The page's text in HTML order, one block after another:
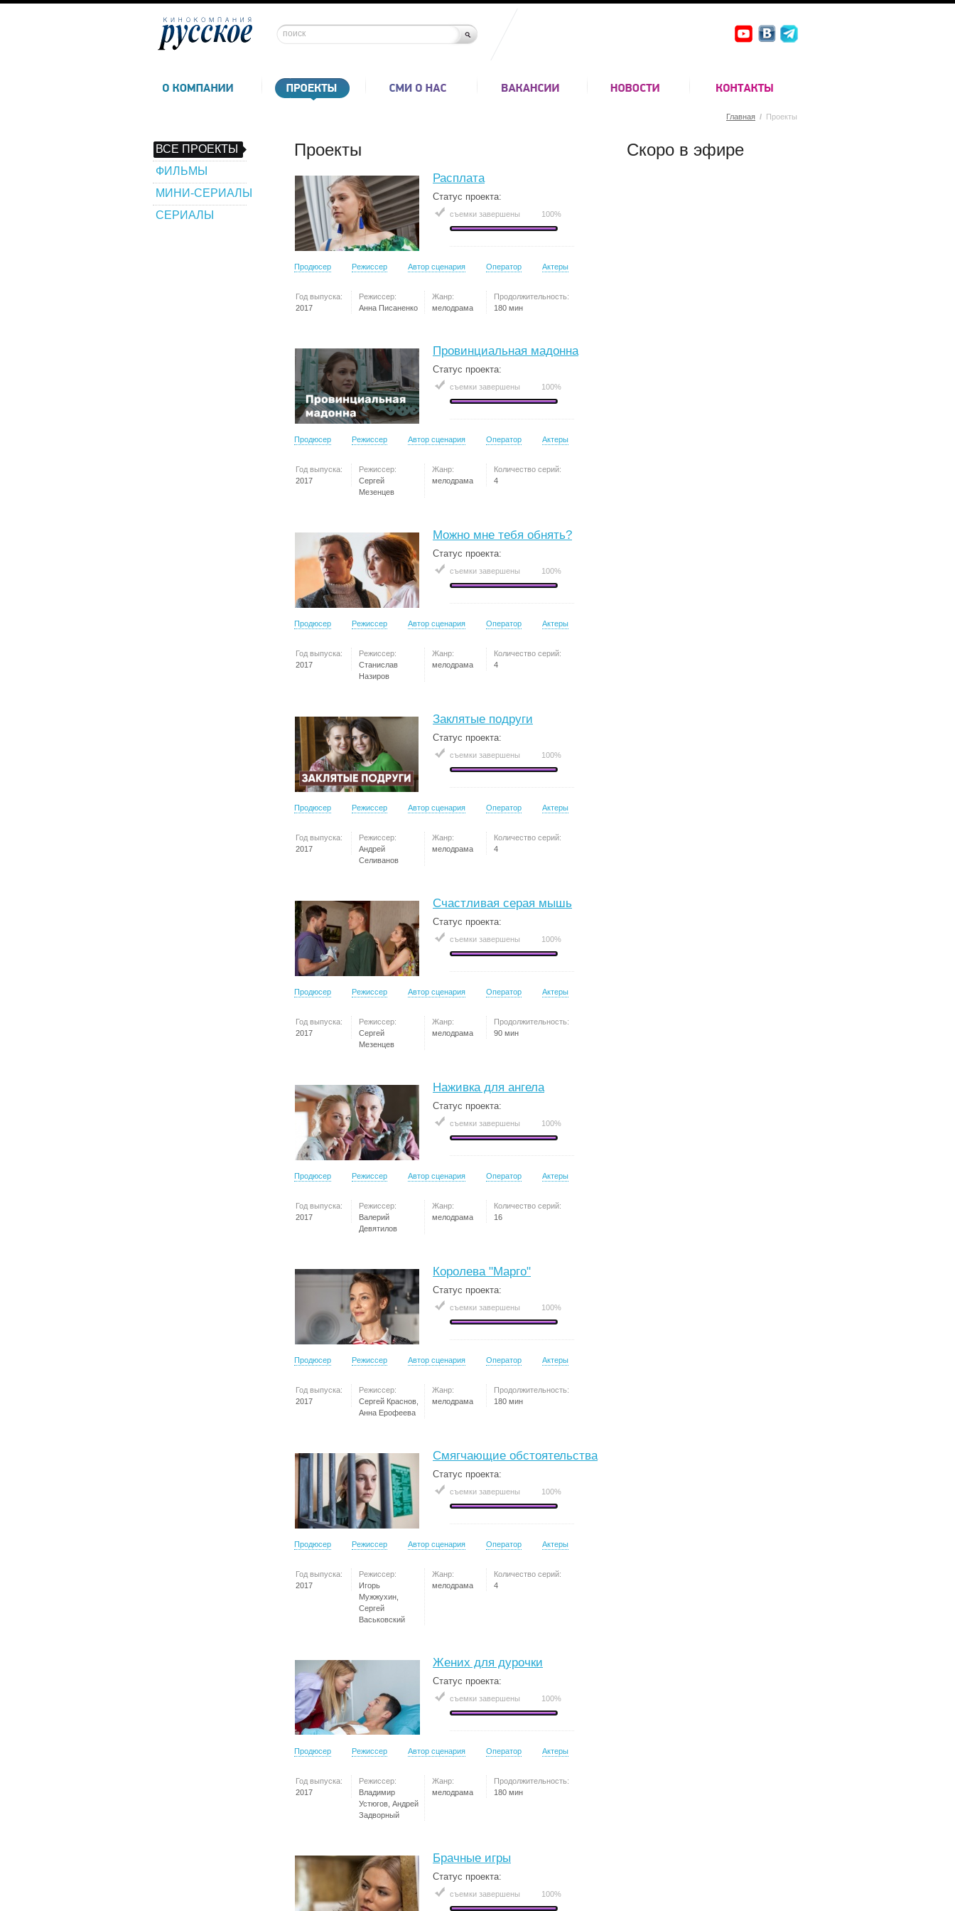
Главная / Проекты
ВСЕ ПРОЕКТЫ
ФИЛЬМЫ
МИНИ-СЕРИАЛЫ
СЕРИАЛЫ
Проекты
Расплата
Статус проекта:
съемки завершены 100%
Продюсер Режиссер Автор сценария Оператор Актеры
Год выпуска:
2017
Режиссер:
Анна Писаненко
Жанр:
мелодрама
Продолжительность:
180 мин
Провинциальная мадонна
Статус проекта:
съемки завершены 100%
Продюсер Режиссер Автор сценария Оператор Актеры
Год выпуска:
2017
Режиссер:
Сергей
Мезенцев
Жанр:
мелодрама
Количество серий:
4
Можно мне тебя обнять?
Статус проекта:
съемки завершены 100%
Продюсер Режиссер Автор сценария Оператор Актеры
Год выпуска:
2017
Режиссер:
Станислав
Назиров
Жанр:
мелодрама
Количество серий:
4
Заклятые подруги
Статус проекта:
съемки завершены 100%
Продюсер Режиссер Автор сценария Оператор Актеры
Год выпуска:
2017
Режиссер:
Андрей
Селиванов
Жанр:
мелодрама
Количество серий:
4
Счастливая серая мышь
Статус проекта:
съемки завершены 100%
Продюсер Режиссер Автор сценария Оператор Актеры
Год выпуска:
2017
Режиссер:
Сергей
Мезенцев
Жанр:
мелодрама
Продолжительность:
90 мин
Наживка для ангела
Статус проекта:
съемки завершены 100%
Продюсер Режиссер Автор сценария Оператор Актеры
Год выпуска:
2017
Режиссер:
Валерий
Девятилов
Жанр:
мелодрама
Количество серий:
16
Королева "Марго"
Статус проекта:
съемки завершены 100%
Продюсер Режиссер Автор сценария Оператор Актеры
Год выпуска:
2017
Режиссер:
Сергей Краснов,
Анна Ерофеева
Жанр:
мелодрама
Продолжительность:
180 мин
Смягчающие обстоятельства
Статус проекта:
съемки завершены 100%
Продюсер Режиссер Автор сценария Оператор Актеры
Год выпуска:
2017
Режиссер:
Игорь
Мужжухин,
Сергей
Васьковский
Жанр:
мелодрама
Количество серий:
4
Жених для дурочки
Статус проекта:
съемки завершены 100%
Продюсер Режиссер Автор сценария Оператор Актеры
Год выпуска:
2017
Режиссер:
Владимир
Устюгов, Андрей
Задворный
Жанр:
мелодрама
Продолжительность:
180 мин
Брачные игры
Статус проекта:
съемки завершены 100%
Скоро в эфире